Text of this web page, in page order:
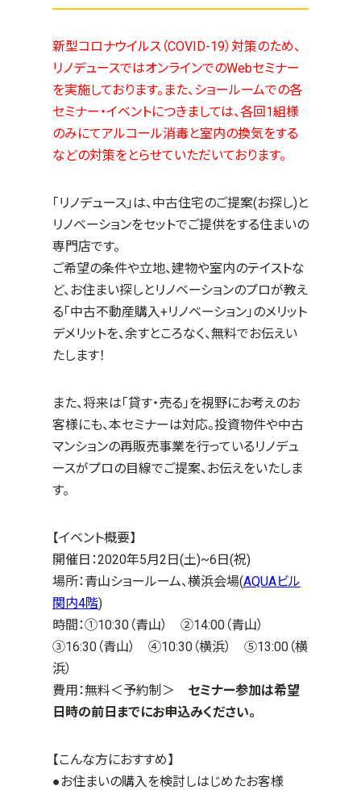
新型コロナウイルス（COVID-19）対策のため、
リノデュースではオンラインでのWebセミナー
を実施しております。また、ショールームでの各
セミナー・イベントにつきましては、各回1組様
のみにてアルコール消毒と室内の換気をする
などの対策をとらせていただいております。
「リノデュース」は、中古住宅のご提案(お探し)と
リノベーションをセットでご提供をする住まいの
専門店です。
ご希望の条件や立地、建物や室内のテイストな
ど、お住まい探しとリノベーションのプロが教え
る「中古不動産購入+リノベーション」のメリット
デメリットを、余すところなく、無料でお伝えい
たします！
また、将来は「貸す・売る」を視野にお考えのお
客様にも、本セミナーは対応。投資物件や中古
マンションの再販売事業を行っているリノデュ
ースがプロの目線でご提案、お伝えをいたしま
す。
【イベント概要】
開催日：2020年5月2日(土)~6日(祝)
場所：青山ショールーム、横浜会場(AQUAビル
関内4階)
時間：①10:30（青山） ②14:00（青山）
③16:30（青山） ④10:30（横浜） ⑤13:00（横
浜）
費用：無料＜予約制＞ セミナー参加は希望
日時の前日までにお申込みください。
【こんな方におすすめ】
●お住まいの購入を検討しはじめたお客様